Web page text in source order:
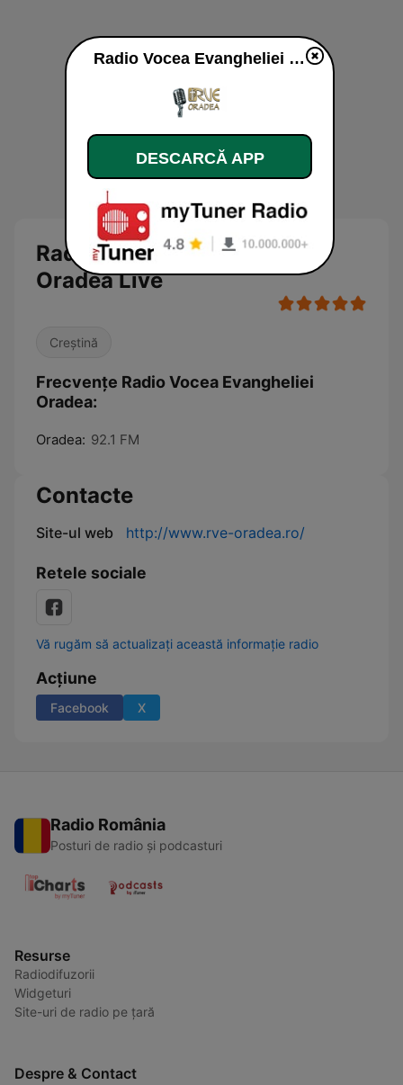
Radio Vocea Evangheliei
Oradea Live
Creștină
Frecvențe Radio Vocea Evangheliei
Oradea:
Oradea: 92.1 FM
Contacte
Site-ul web http://www.rve-oradea.ro/
Retele sociale
Vă rugăm să actualizați această informație radio
Acțiune
Facebook X
Radio România
Posturi de radio și podcasturi
Resurse
Radiodifuzorii
Widgeturi
Site-uri de radio pe țară
Despre & Contact
Radio Vocea Evangheliei Oradea live
DESCARCĂ APP